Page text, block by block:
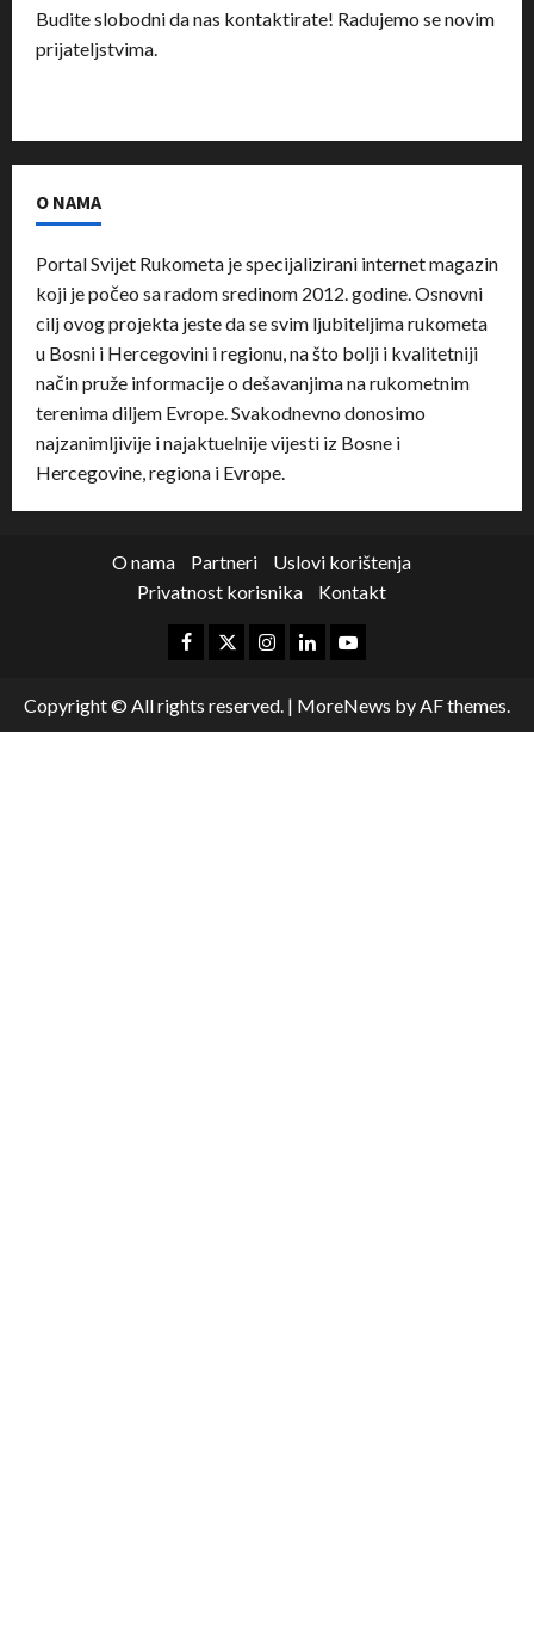
Budite slobodni da nas kontaktirate! Radujemo se novim
prijateljstvima.
O NAMA
Portal Svijet Rukometa je specijalizirani internet magazin
koji je počeo sa radom sredinom 2012. godine. Osnovni
cilj ovog projekta jeste da se svim ljubiteljima rukometa
u Bosni i Hercegovini i regionu, na što bolji i kvalitetniji
način pruže informacije o dešavanjima na rukometnim
terenima diljem Evrope. Svakodnevno donosimo
najzanimljivije i najaktuelnije vijesti iz Bosne i
Hercegovine, regiona i Evrope.
O nama Partneri
Uslovi korištenja
Privatnost korisnika
Kontakt
Copyright © All rights reserved. | MoreNews by AF themes.